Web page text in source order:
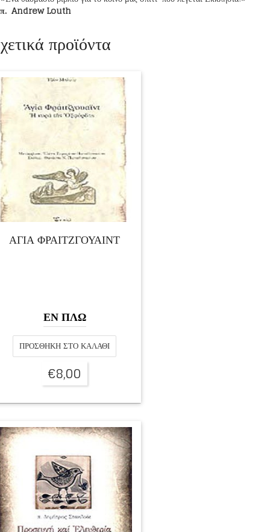
π. Andrew Louth
προϊόντα
ΑΓΙΑ ΦΡΑΙΤΖΓΟΥΑΙΝΤ
ΕΝ ΠΛΩ
ΠΡΟΣΘΉΚΗ ΣΤΟ ΚΑΛΆΘΙ
€8,00